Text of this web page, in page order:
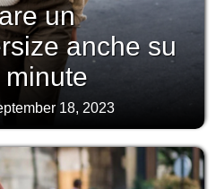
un
anche su
18, 2023